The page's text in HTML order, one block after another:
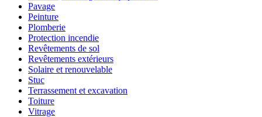
Pavage
Peinture
Plomberie
Protection incendie
Revêtements de sol
Revêtements extérieurs
Solaire et renouvelable
Stuc
Terrassement et excavation
Toiture
Vitrage